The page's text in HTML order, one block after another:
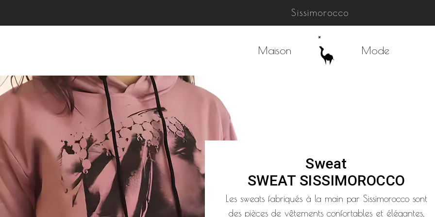
Sissimorocco
Maison Mode
Sweat
SWEAT SISSIMOROCCO
Les sweats fabriqués à la main par Sissimorocco sont
des pièces de vêtements confortables et élégantes,